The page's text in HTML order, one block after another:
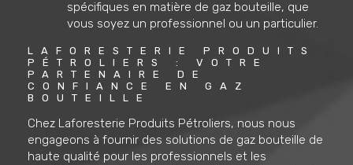
spécifiques en matière de gaz bouteille, que
vous soyez un professionnel ou un particulier.
LAFORESTERIE PRODUITS
PÉTROLIERS : VOTRE
PARTENAIRE DE
CONFIANCE EN GAZ
BOUTEILLE
Chez Laforesterie Produits Pétroliers, nous nous
engageons à fournir des solutions de gaz bouteille de
haute qualité pour les professionnels et les